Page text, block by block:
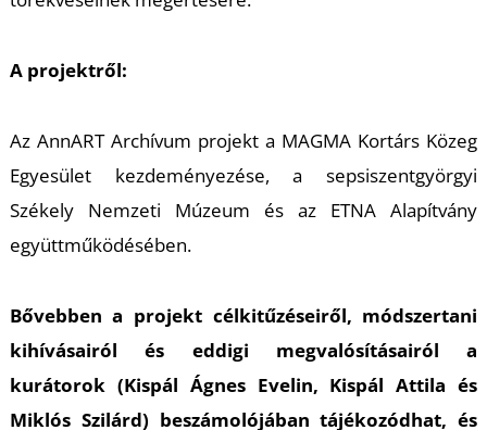
A projektről:
Az AnnART Archívum projekt a MAGMA Kortárs Közeg
Egyesület kezdeményezése, a sepsiszentgyörgyi
Székely Nemzeti Múzeum és az ETNA Alapítvány
együttműködésében.
Bővebben a projekt célkitűzéseiről, módszertani
kihívásairól és eddigi megvalósításairól a
kurátorok (Kispál Ágnes Evelin, Kispál Attila és
Miklós Szilárd) beszámolójában tájékozódhat, és